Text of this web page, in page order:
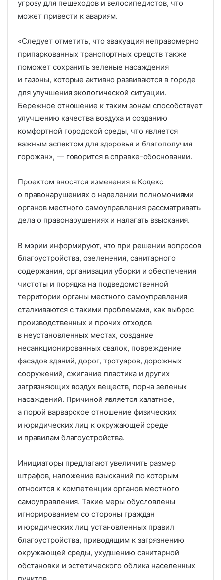
угрозу для пешеходов и велосипедистов, что
может привести к авариям.
«Следует отметить, что эвакуация неправомерно
припаркованных транспортных средств также
поможет сохранить зеленые насаждения
и газоны, которые активно развиваются в городе
для улучшения экологической ситуации.
Бережное отношение к таким зонам способствует
улучшению качества воздуха и созданию
комфортной городской среды, что является
важным аспектом для здоровья и благополучия
горожан», — говорится в справке-обосновании.
Проектом вносятся изменения в Кодекс
о правонарушениях о наделении полномочиями
органов местного самоуправления рассматривать
дела о правонарушениях и налагать взыскания.
В мэрии информируют, что при решении вопросов
благоустройства, озеленения, санитарного
содержания, организации уборки и обеспечения
чистоты и порядка на подведомственной
территории органы местного самоуправления
сталкиваются с такими проблемами, как выброс
производственных и прочих отходов
в неустановленных местах, создание
несанкционированных свалок, повреждение
фасадов зданий, дорог, тротуаров, дорожных
сооружений, сжигание пластика и других
загрязняющих воздух веществ, порча зеленых
насаждений. Причиной является халатное,
а порой варварское отношение физических
и юридических лиц к окружающей среде
и правилам благоустройства.
Инициаторы предлагают увеличить размер
штрафов, наложение взысканий по которым
относится к компетенции органов местного
самоуправления. Такие меры обусловлены
игнорированием со стороны граждан
и юридических лиц установленных правил
благоустройства, приводящим к загрязнению
окружающей среды, ухудшению санитарной
обстановки и эстетического облика населенных